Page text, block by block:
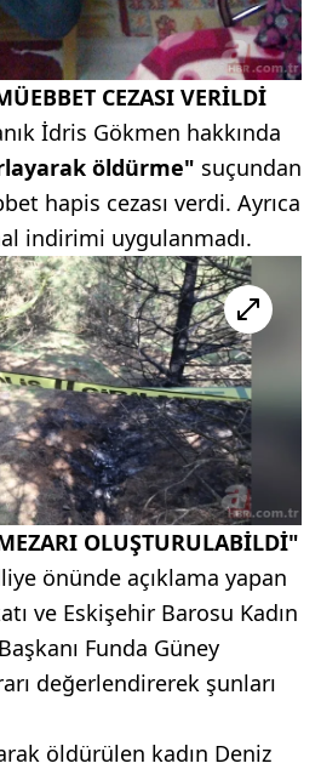
CEZASI VERİLDİ
İdris Gökmen hakkında
öldürme" suçundan
hapis cezası verdi. Ayrıca
indirimi uygulanmadı.
OLUŞTURULABİLDİ"
önünde açıklama yapan
ve Eskişehir Barosu Kadın
Funda Güney
değerlendirerek şunları
öldürülen kadın Deniz